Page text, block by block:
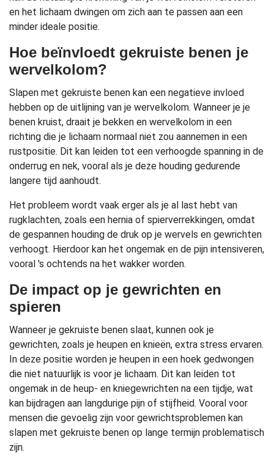
en het lichaam dwingen om zich aan te passen aan een
minder ideale positie.
Hoe beïnvloedt gekruiste benen je
wervelkolom?
Slapen met gekruiste benen kan een negatieve invloed
hebben op de uitlijning van je wervelkolom. Wanneer je je
benen kruist, draait je bekken en wervelkolom in een
richting die je lichaam normaal niet zou aannemen in een
rustpositie. Dit kan leiden tot een verhoogde spanning in de
onderrug en nek, vooral als je deze houding gedurende
langere tijd aanhoudt.
Het probleem wordt vaak erger als je al last hebt van
rugklachten, zoals een hernia of spierverrekkingen, omdat
de gespannen houding de druk op je wervels en gewrichten
verhoogt. Hierdoor kan het ongemak en de pijn intensiveren,
vooral 's ochtends na het wakker worden.
De impact op je gewrichten en
spieren
Wanneer je gekruiste benen slaat, kunnen ook je
gewrichten, zoals je heupen en knieën, extra stress ervaren.
In deze positie worden je heupen in een hoek gedwongen
die niet natuurlijk is voor je lichaam. Dit kan leiden tot
ongemak in de heup- en kniegewrichten na een tijdje, wat
kan bijdragen aan langdurige pijn of stijfheid. Vooral voor
mensen die gevoelig zijn voor gewrichtsproblemen kan
slapen met gekruiste benen op lange termijn problematisch
zijn.